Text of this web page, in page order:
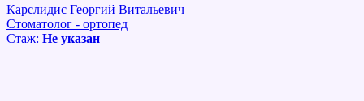
Карслидис Георгий Витальевич
Стоматолог - ортопед
Стаж: Не указан